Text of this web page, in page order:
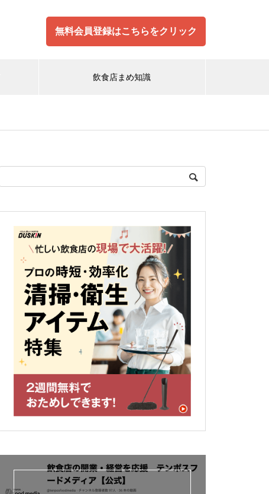
無料会員登録はこちらをクリック
飲食店まめ知識